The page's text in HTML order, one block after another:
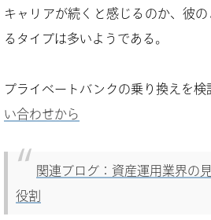
キャリアが続くと感じるのか、彼
るタイプは多いようである。
プライベートバンクの乗り換えを
い合わせから
関連ブログ：資産運用業界の
役割